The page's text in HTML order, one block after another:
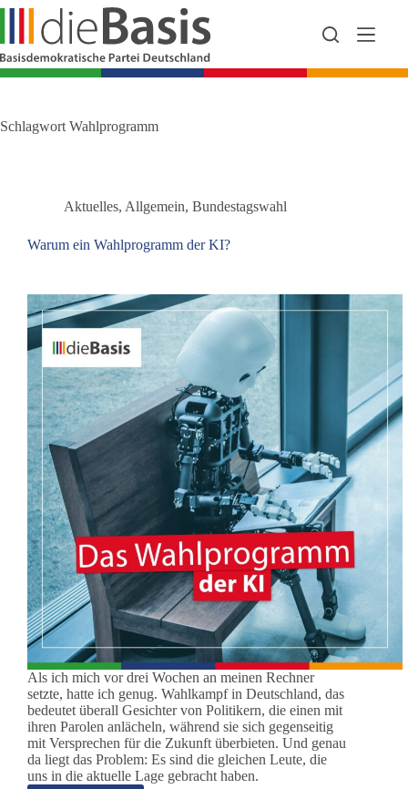
Zum
springen
Schlagwort Wahlprogramm
Aktuelles, Allgemein, Bundestagswahl
Warum ein Wahlprogramm der KI?
Als ich mich vor drei Wochen an meinen Rechner
setzte, hatte ich genug. Wahlkampf in Deutschland, das
bedeutet überall Gesichter von Politikern, die einen mit
ihren Parolen anlächeln, während sie sich gegenseitig
mit Versprechen für die Zukunft überbieten. Und genau
da liegt das Problem: Es sind die gleichen Leute, die
uns in die aktuelle Lage gebracht haben.